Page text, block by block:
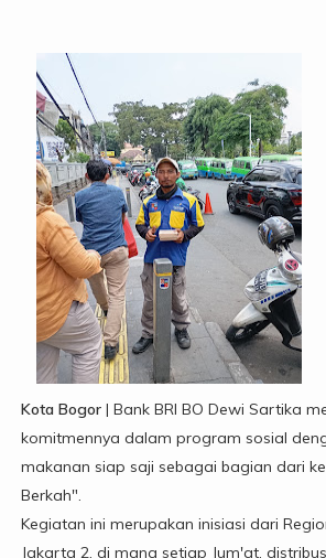
Kota Bogor| Bank BRI BO Dewi Sartika
komitmennya dalam program sosial
makanan siap saji sebagai bagian dari
Berkah".
Kegiatan ini merupakan inisiasi dari
Jakarta 2, di mana setiap Jum'at,